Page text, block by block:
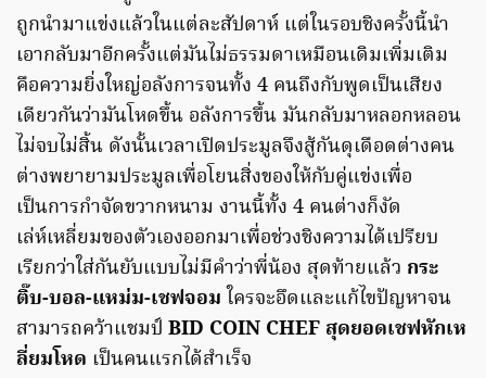
ถูกนำมาแข่งแล้วในแต่ละสัปดาห์ แต่ในรอบชิงครั้งนี้นำ
เอากลับมาอีกครั้งแต่มันไม่ธรรมดาเหมือนเดิมเพิ่มเติม
คือความยิ่งใหญ่อลังการจนทั้ง 4 คนถึงกับพูดเป็นเสียง
เดียวกันว่ามันโหดขึ้น อลังการขึ้น มันกลับมาหลอกหลอน
ไม่จบไม่สิ้น ดังนั้นเวลาเปิดประมูลจึงสู้กันดุเดือดต่างคน
ต่างพยายามประมูลเพื่อโยนสิ่งของให้กับคู่แข่งเพื่อ
เป็นการกำจัดขวากหนาม งานนี้ทั้ง 4 คนต่างก็งัด
เล่ห์เหลี่ยมของตัวเองออกมาเพื่อช่วงชิงความได้เปรียบ
เรียกว่าใส่กันยับแบบไม่มีคำว่าพี่น้อง สุดท้ายแล้ว กระ
ติ๊บ-บอล-แหม่ม-เชฟจอม ใครจะอึดและแก้ไขปัญหาจน
สามารถคว้าแชมป์ BID COIN CHEF สุดยอดเชฟหักเห
ลี่ยมโหด เป็นคนแรกได้สำเร็จ